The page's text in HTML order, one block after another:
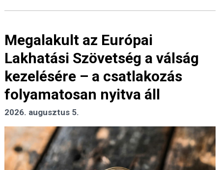
Megalakult az Európai
Lakhatási Szövetség a válság
kezelésére – a csatlakozás
folyamatosan nyitva áll
2026. augusztus 5.